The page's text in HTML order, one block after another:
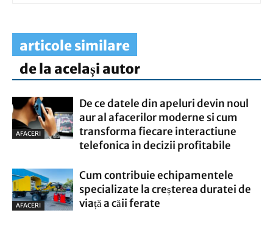
articole similare
de la același autor
AFACERI
De ce datele din apeluri devin noul
aur al afacerilor moderne si cum
transforma fiecare interactiune
telefonica in decizii profitabile
AFACERI
Cum contribuie echipamentele
specializate la creșterea duratei de
viață a căii ferate